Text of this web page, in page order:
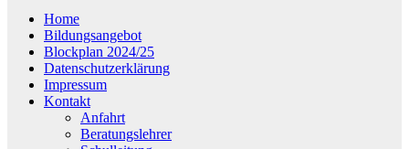
Home
Bildungsangebot
Blockplan 2024/25
Datenschutzerklärung
Impressum
Kontakt
Anfahrt
Beratungslehrer